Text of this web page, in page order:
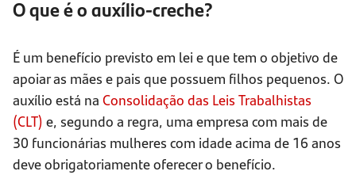
O que é o auxílio-creche?
É um benefício previsto em lei e que tem o objetivo de
apoiar as mães e pais que possuem filhos pequenos. O
auxílio está na Consolidação das Leis Trabalhistas
(CLT) e, segundo a regra, uma empresa com mais de
30 funcionárias mulheres com idade acima de 16 anos
deve obrigatoriamente oferecer o benefício.